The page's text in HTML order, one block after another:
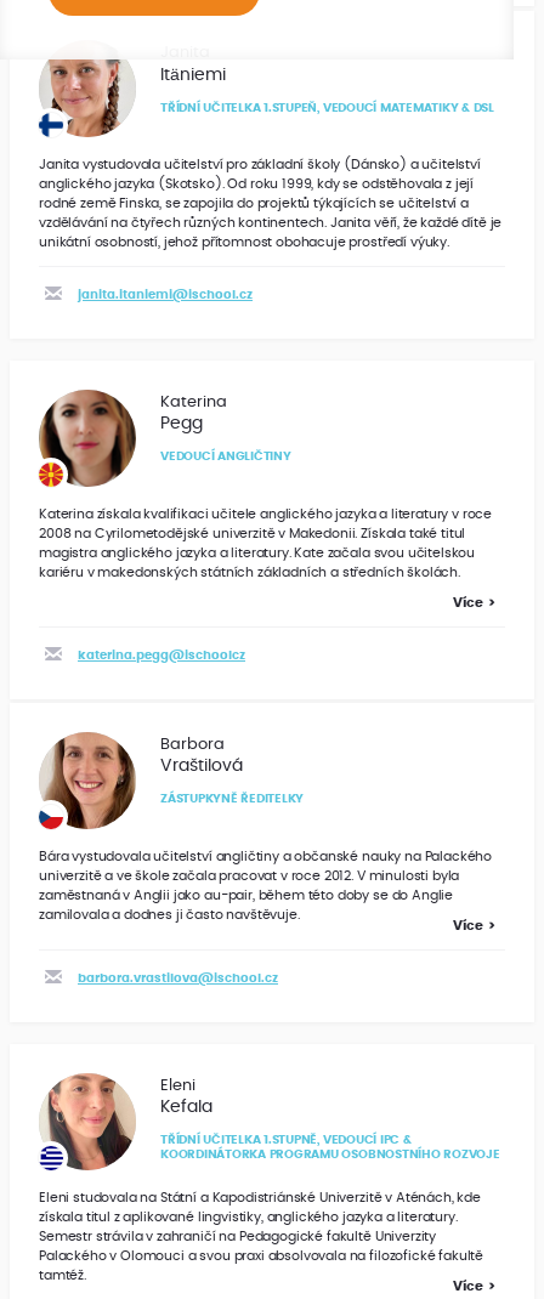
Itäniemi
TŘÍDNÍ UČITELKA 1.STUPEŇ, VEDOUCÍ MATEMATIKY & DSL
Janita vystudovala učitelství pro základní školy (Dánsko) a učitelství
anglického jazyka (Skotsko). Od roku 1999, kdy se odstěhovala z její
rodné země Finska, se zapojila do projektů týkajících se učitelství a
vzdělávání na čtyřech různých kontinentech. Janita věří, že každé dítě je
unikátní osobností, jehož přítomnost obohacuje prostředí výuky.
janita.itaniemi@ischool.cz
Katerina
Pegg
VEDOUCÍ ANGLIČTINY
Katerina získala kvalifikaci učitele anglického jazyka a literatury v roce
2008 na Cyrilometodějské univerzitě v Makedonii. Získala také titul
magistra anglického jazyka a literatury. Kate začala svou učitelskou
kariéru v makedonských státních základních a středních školách.
Více
katerina.pegg@ischoolcz
Barbora
Vraštilová
ZÁSTUPKYNĚ ŘEDITELKY
Bára vystudovala učitelství angličtiny a občanské nauky na Palackého
univerzitě a ve škole začala pracovat v roce 2012. V minulosti byla
zaměstnaná v Anglii jako au-pair, během této doby se do Anglie
zamilovala a dodnes ji často navštěvuje.
Více
barbora.vrastilova@ischool.cz
Eleni
Kefala
TŘÍDNÍ UČITELKA 1.STUPNĚ, VEDOUCÍ IPC &
KOORDINÁTORKA PROGRAMU OSOBNOSTNÍHO ROZVOJE
Eleni studovala na Státní a Kapodistriánské Univerzitě v Aténách, kde
získala titul z aplikované lingvistiky, anglického jazyka a literatury.
Semestr strávila v zahraničí na Pedagogické fakultě Univerzity
Palackého v Olomouci a svou praxi absolvovala na filozofické fakultě
tamtéž.
Více